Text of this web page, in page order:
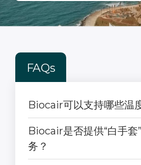
FAQs
Biocair可以支持哪些温
Biocair是否提供“白手套
务？